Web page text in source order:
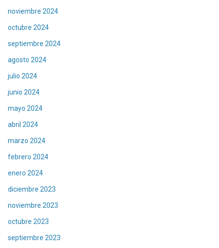
noviembre 2024
octubre 2024
septiembre 2024
agosto 2024
julio 2024
junio 2024
mayo 2024
abril 2024
marzo 2024
febrero 2024
enero 2024
diciembre 2023
noviembre 2023
octubre 2023
septiembre 2023